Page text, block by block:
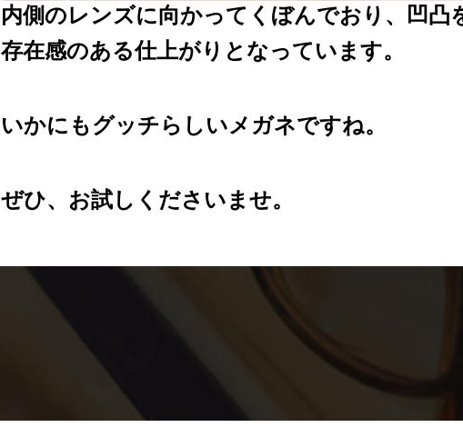
内側のレンズに向かってくぼんでおり、凹凸
存在感のある仕上がりとなっています。
いかにもグッチらしいメガネですね。
ぜひ、お試しくださいませ。